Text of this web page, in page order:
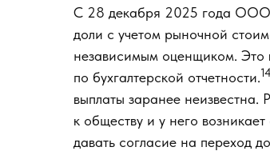
С 28 декабря 2025 года ООО и
доли с учетом рыночной
независимым оценщиком. Это
по бухгалтерской отчетности.
выплаты заранее неизвестна.
к обществу и у него
давать согласие на переход